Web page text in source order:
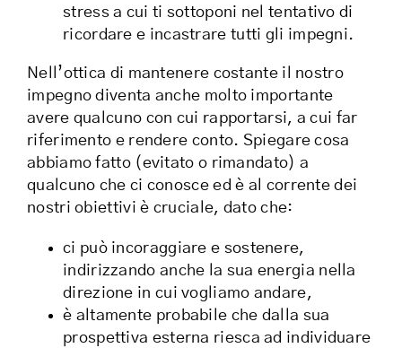
stress a cui ti sottoponi nel tentativo di
ricordare e incastrare tutti gli impegni.
Nell’ottica di mantenere costante il nostro
impegno diventa anche molto importante
avere qualcuno con cui rapportarsi, a cui far
riferimento e rendere conto. Spiegare cosa
abbiamo fatto (evitato o rimandato) a
qualcuno che ci conosce ed è al corrente dei
nostri obiettivi è cruciale, dato che:
ci può incoraggiare e sostenere,
indirizzando anche la sua energia nella
direzione in cui vogliamo andare,
è altamente probabile che dalla sua
prospettiva esterna riesca ad individuare